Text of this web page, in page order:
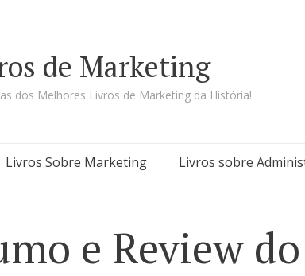
de Marketing
dos Melhores Livros de Marketing da História!
Livros Sobre Marketing Livros sobre
e Review